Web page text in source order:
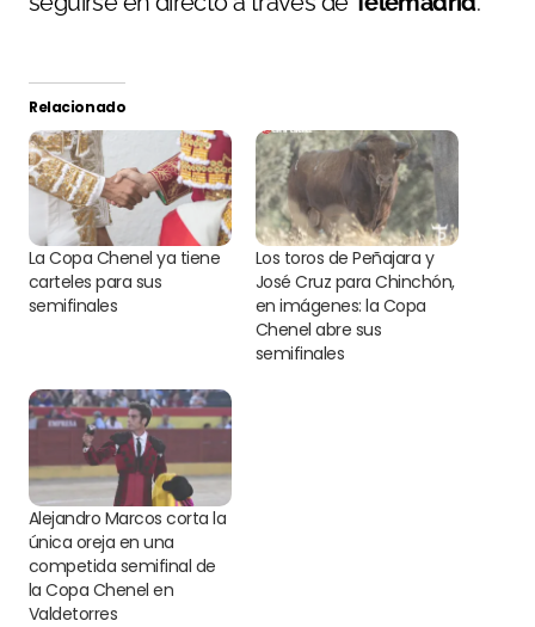
Relacionado
La Copa Chenel ya tiene
carteles para sus
semifinales
Los toros de Peñajara y
José Cruz para Chinchón,
en imágenes: la Copa
Chenel abre sus
semifinales
Alejandro Marcos corta la
única oreja en una
competida semifinal de
la Copa Chenel en
Valdetorres